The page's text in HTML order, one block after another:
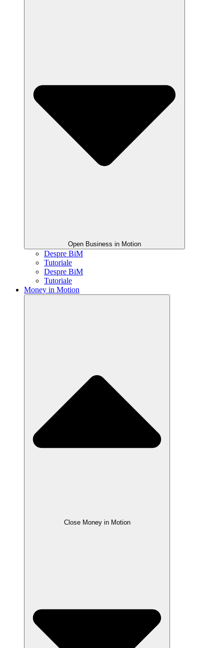
Open Business in Motion
Despre BiM
Tutoriale
Despre BiM
Tutoriale
Money in Motion
Close Money in Motion